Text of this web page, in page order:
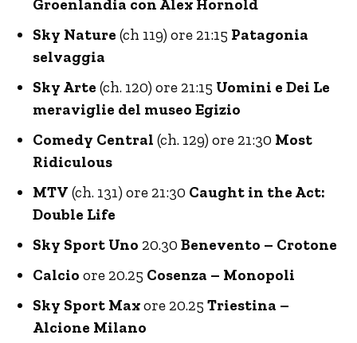
Groenlandia con Alex Hornold
Sky Nature (ch 119) ore 21:15 Patagonia
selvaggia
Sky Arte (ch. 120) ore 21:15 Uomini e Dei Le
meraviglie del museo Egizio
Comedy Central (ch. 129) ore 21:30 Most
Ridiculous
MTV (ch. 131) ore 21:30 Caught in the Act:
Double Life
Sky Sport Uno 20.30 Benevento – Crotone
Calcio ore 20.25 Cosenza – Monopoli
Sky Sport Maxore 20.25 Triestina –
Alcione Milano